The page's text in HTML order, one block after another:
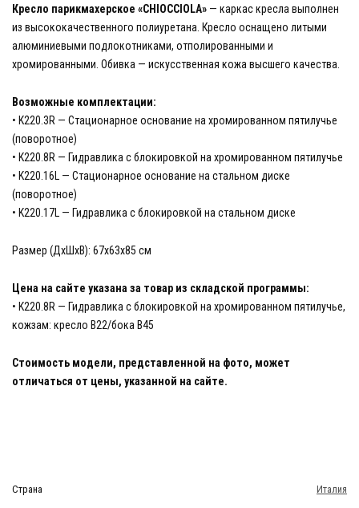
Кресло парикмахерское «CHIOCCIOLA» — каркас кресла выполнен
из высококачественного полиуретана. Кресло оснащено литыми
алюминиевыми подлокотниками, отполированными и
хромированными. Обивка — искусственная кожа высшего качества.
Возможные комплектации:
• K220.3R — Стационарное основание на хромированном пятилучье
(поворотное)
• K220.8R — Гидравлика с блокировкой на хромированном пятилучье
• K220.16L — Стационарное основание на стальном диске
(поворотное)
• K220.17L — Гидравлика с блокировкой на стальном диске
Размер (ДхШхВ): 67х63х85 см
Цена на сайте указана за товар из складской программы:
• K220.8R — Гидравлика с блокировкой на хромированном пятилучье,
кожзам: кресло В22/бока В45
Стоимость модели, представленной на фото, может
отличаться от цены, указанной на сайте.
Страна Италия